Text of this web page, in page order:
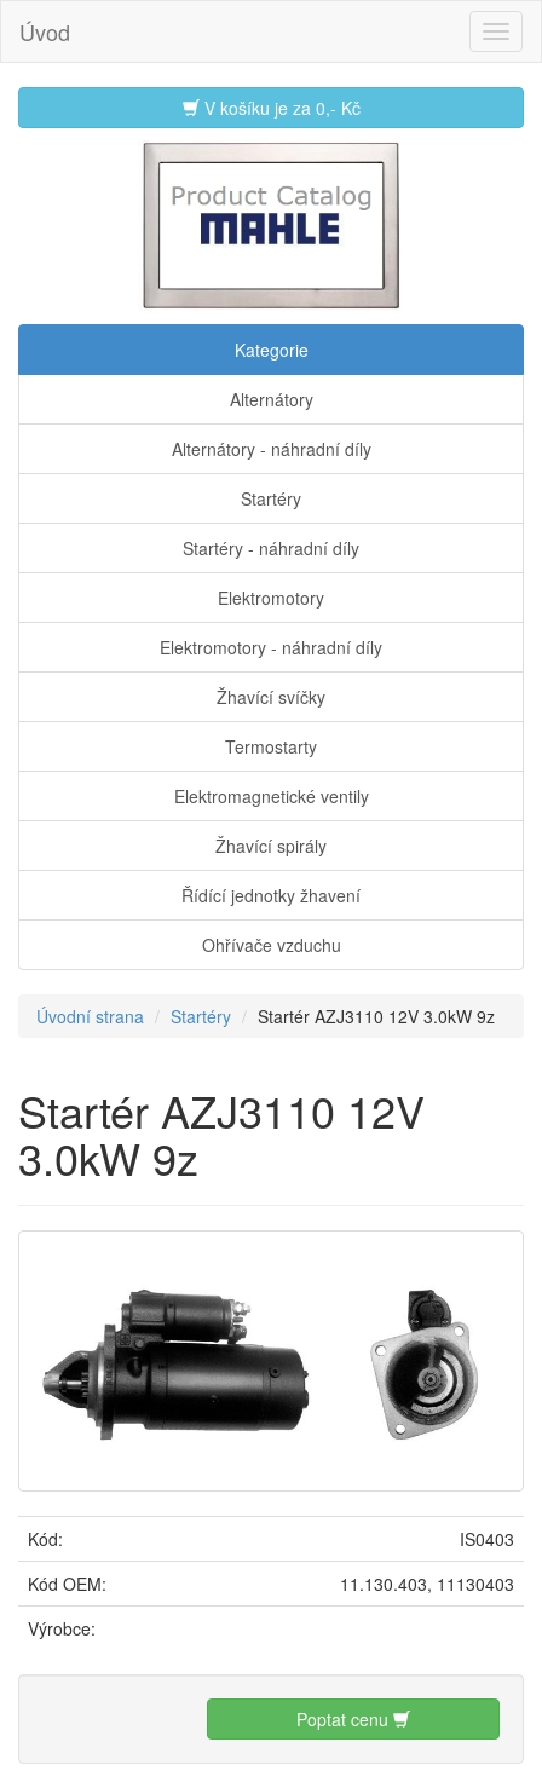
Úvod
V košíku je za 0,- Kč
Kategorie
Alternátory
Alternátory - náhradní díly
Startéry
Startéry - náhradní díly
Elektromotory
Elektromotory - náhradní díly
Žhavící svíčky
Termostarty
Elektromagnetické ventily
Žhavící spirály
Řídící jednotky žhavení
Ohřívače vzduchu
Úvodní strana Startéry Startér AZJ3110 12V 3.0kW 9z
Startér AZJ3110 12V
3.0kW 9z
Kód:
IS0403
Kód OEM:
11.130.403, 11130403
Výrobce:
Poptat cenu